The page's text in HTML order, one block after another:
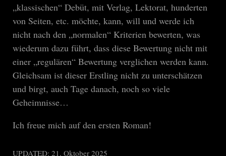
„klassischen“ Debüt, mit Verlag, Lektorat, hunderten
von Seiten, etc. möchte, kann, will und werde ich
nicht nach den „normalen“ Kriterien bewerten, was
wiederum dazu führt, dass diese Bewertung nicht mit
einer „regulären“ Bewertung verglichen werden kann.
Gleichsam ist dieser Erstling nicht zu unterschätzen
und birgt, auch Tage danach, noch so viele
Geheimnisse…
Ich freue mich auf den ersten Roman!
UPDATED: 21. Oktober 2025